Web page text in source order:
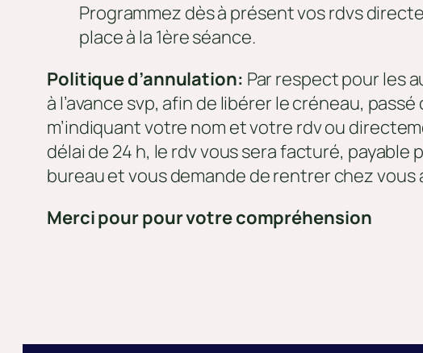
Programmez dès à présent vos rdvs
place à la 1ère séance.
Politique d’annulation: Par respect pour les
à l’avance svp, afin de libérer le créneau,
m’indiquant votre nom et votre rdv ou
délai de 24 h, le rdv vous sera facturé,
bureau et vous demande de rentrer chez vous
Merci pour pour votre compréhension